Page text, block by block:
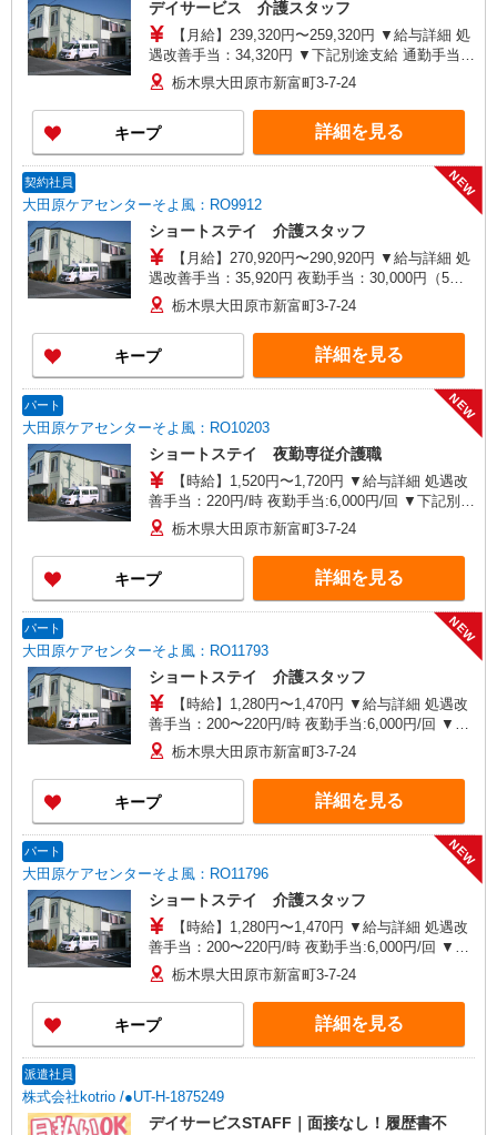
デイサービス 介護スタッフ
【月給】239,320円〜259,320円 ▼給与詳細 処
遇改善手当：34,320円 ▼下記別途支給 通勤手当
年末年始手当：380円/時 寸志あり：年2回（6月・
12月） ※業績による 特別報酬：平均33.8万円（最
高額130万円） ※2025年6月支給実績 ※処遇改善
手当は試用期間中(3ヶ月)は支給なし
栃木県大田原市新富町3-7-24
キープ 詳細を見る
契約社員
大田原ケアセンターそよ風：RO9912
NEW
ショートステイ 介護スタッフ
【月給】270,920円〜290,920円 ▼給与詳細 処
遇改善手当：35,920円 夜勤手当：30,000円（5回
分） ※6回目以降は1回6,000円支給 ▼下記別途支
給 通勤手当 年末年始手当：380円/時 寸志あり：
年2回（6月・12月） ※業績による 特別報酬：平
均34.1万円（最高額135万円） ※2025年6月支給実
績 ※処遇改善手当は試用期間中(3ヶ月)は支給なし
栃木県大田原市新富町3-7-24
キープ 詳細を見る
パート
大田原ケアセンターそよ風：RO10203
NEW
ショートステイ 夜勤専従介護職
【時給】1,520円〜1,720円 ▼給与詳細 処遇改
善手当：220円/時 夜勤手当:6,000円/回 ▼下記別途
支給 通勤手当 年末年始手当：380円/時 寸志あ
り：年2回（6月・12月） ※業績による ※処遇改
善手当は試用期間中(3ヶ月)は支給なし
栃木県大田原市新富町3-7-24
キープ 詳細を見る
パート
大田原ケアセンターそよ風：RO11793
NEW
ショートステイ 介護スタッフ
【時給】1,280円〜1,470円 ▼給与詳細 処遇改
善手当：200〜220円/時 夜勤手当:6,000円/回 ▼下
記別途支給 通勤手当 年末年始手当：380円/時 寸
志あり：年2回（6月・12月） ※業績による ※処
遇改善手当は試用期間中(3ヶ月)は支給なし
栃木県大田原市新富町3-7-24
キープ 詳細を見る
パート
大田原ケアセンターそよ風：RO11796
NEW
ショートステイ 介護スタッフ
【時給】1,280円〜1,470円 ▼給与詳細 処遇改
善手当：200〜220円/時 夜勤手当:6,000円/回 ▼下
記別途支給 通勤手当 年末年始手当：380円/時 寸
志あり：年2回（6月・12月） ※業績による ※処
遇改善手当は試用期間中(3ヶ月)は支給なし
栃木県大田原市新富町3-7-24
キープ 詳細を見る
派遣社員
株式会社kotrio /●UT-H-1875249
デイサービスSTAFF｜面接なし！履歴書不